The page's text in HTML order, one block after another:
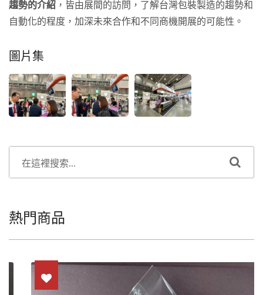
趨勢的介紹 ，皆由展間的訪問，了解台灣包裝製造的趨勢和
自動化的程度，加深未來合作和不同商機開展的可能性。
圖片集
熱門商品